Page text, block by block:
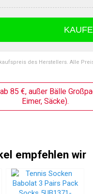
des Herstellers. Alle
85 €, außer Bälle
Eimer, Säcke).
empfehlen wir